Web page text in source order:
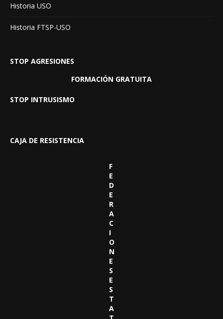
Historia USO
Historia FTSP-USO
STOP AGRESIONES
FORMACIÓN GRATUITA
STOP INTRUSISMO
CAJA DE RESISTENCIA
F
E
D
E
R
A
C
I
O
N
E
S
E
S
T
A